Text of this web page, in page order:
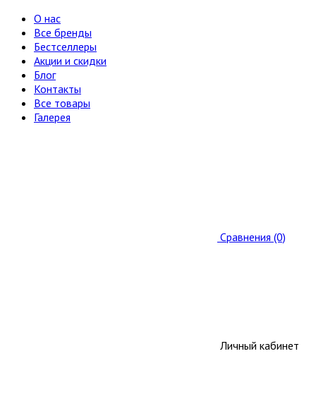
О нас
Все бренды
Бестселлеры
Акции и скидки
Блог
Контакты
Все товары
Галерея
Сравнения (0)
Личный кабинет